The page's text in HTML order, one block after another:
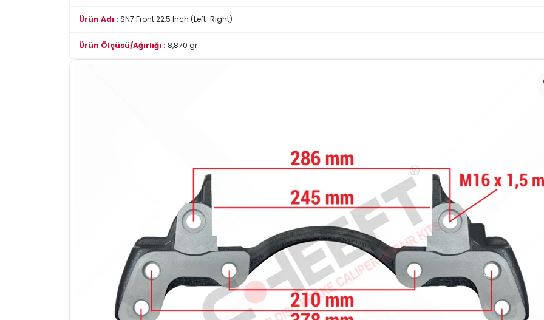
Ürün Adı : SN7 Front 22,5 Inch (Left-Right)
Ürün Ölçüsü/Ağırlığı : 8,870 gr